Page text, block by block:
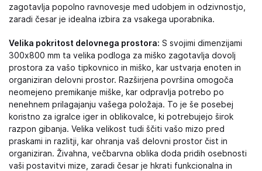
zagotavlja popolno ravnovesje med udobjem in odzivnostjo,
zaradi česar je idealna izbira za vsakega uporabnika.
Velika pokritost delovnega prostora: S svojimi dimenzijami
300x800 mm ta velika podloga za miško zagotavlja dovolj
prostora za vašo tipkovnico in miško, kar ustvarja enoten in
organiziran delovni prostor. Razširjena površina omogoča
neomejeno premikanje miške, kar odpravlja potrebo po
nenehnem prilagajanju vašega položaja. To je še posebej
koristno za igralce iger in oblikovalce, ki potrebujejo širok
razpon gibanja. Velika velikost tudi ščiti vašo mizo pred
praskami in razlitji, kar ohranja vaš delovni prostor čist in
organiziran. Živahna, večbarvna oblika doda pridih osebnosti
vaši postavitvi mize, zaradi česar je hkrati funkcionalna in